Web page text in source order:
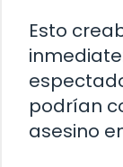
Esto
podrían
asesino